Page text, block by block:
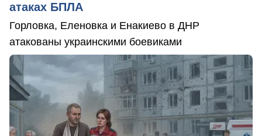
атаках БПЛА
Горловка, Еленовка и Енакиево в ДНР
атакованы украинскими боевиками